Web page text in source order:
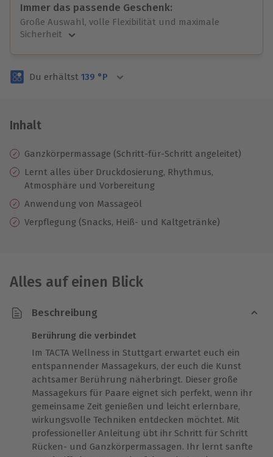
Immer das passende Geschenk:
Große Auswahl, volle Flexibilität und maximale
Sicherheit
Volle Flexibilität
3 Jahre gültig & verlängerbar.
Du erhältst 139 °P
Inhalt
Ganzkörpermassage (Schritt-für-Schritt angeleitet)
Lernt alles über Druckdosierung, Rhythmus,
Atmosphäre und Vorbereitung
Anwendung von Massageöl
Verpflegung (Snacks, Heiß- und Kaltgetränke)
Alles auf einen Blick
Beschreibung
Berührung die verbindet
Im TACTA Wellness in Stuttgart erwartet euch ein
entspannender Massagekurs, der euch die Kunst
achtsamer Berührung näherbringt. Dieser große
Massagekurs für Paare eignet sich perfekt, wenn ihr
gemeinsame Zeit genießen und leicht erlernbare,
wirkungsvolle Techniken entdecken möchtet. Mit
professioneller Anleitung übt ihr Schritt für Schritt
Rücken- und Ganzkörpermassagen. Ihr lernt sanfte